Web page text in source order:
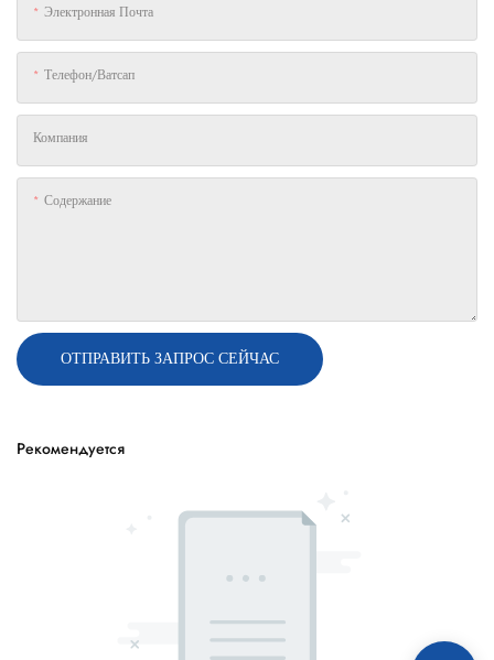
Электронная Почта
Телефон/ватсап
Компания
Содержание
ОТПРАВИТЬ ЗАПРОС СЕЙЧАС
Рекомендуется